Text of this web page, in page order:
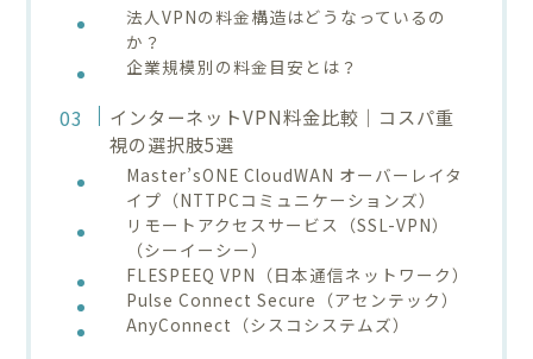
法人VPNの料金構造はどうなっているの
か？
企業規模別の料金目安とは？
インターネットVPN料金比較｜コスパ重
視の選択肢5選
Master’sONE CloudWAN オーバーレイタ
イプ（NTTPCコミュニケーションズ）
リモートアクセスサービス（SSL-VPN）
（シーイーシー）
FLESPEEQ VPN（日本通信ネットワーク）
Pulse Connect Secure（アセンテック）
AnyConnect（シスコシステムズ）